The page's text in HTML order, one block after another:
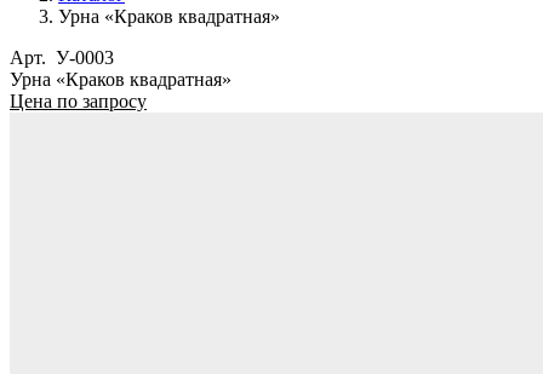
Урна «Краков квадратная»
Арт. У-0003
Урна «Краков квадратная»
Цена по запросу